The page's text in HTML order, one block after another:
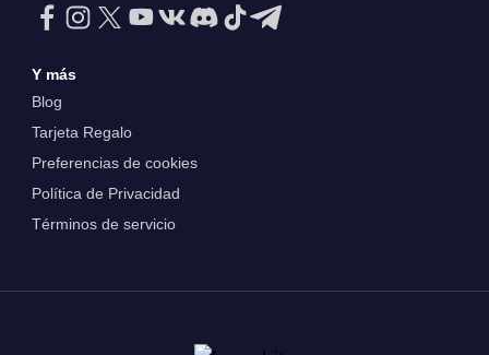
Y más
Blog
Tarjeta Regalo
Preferencias de cookies
Política de Privacidad
Términos de servicio